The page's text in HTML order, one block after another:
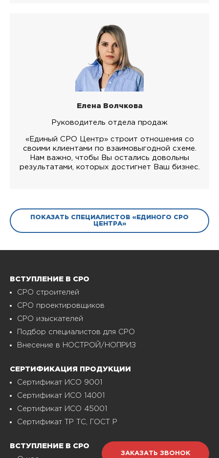
Елена Волчкова
Руководитель отдела продаж
«Единый СРО Центр» строит отношения со
своими клиентами по взаимовыгодной схеме.
Нам важно, чтобы Вы остались довольны
результатами, которых достигнет Ваш бизнес.
ПОКАЗАТЬ СПЕЦИАЛИСТОВ «ЕДИНОГО СРО
ЦЕНТРА»
ВСТУПЛЕНИЕ В СРО
СРО строителей
СРО проектировщиков
СРО изыскателей
Подбор специалистов для СРО
Внесение в НОСТРОЙ/НОПРИЗ
СЕРТИФИКАЦИЯ ПРОДУКЦИИ
Сертификат ИСО 9001
Сертификат ИСО 14001
Сертификат ИСО 45001
Сертификат ТР ТС, ГОСТ Р
ВСТУПЛЕНИЕ В СРО
ЗАКАЗАТЬ ЗВОНОК